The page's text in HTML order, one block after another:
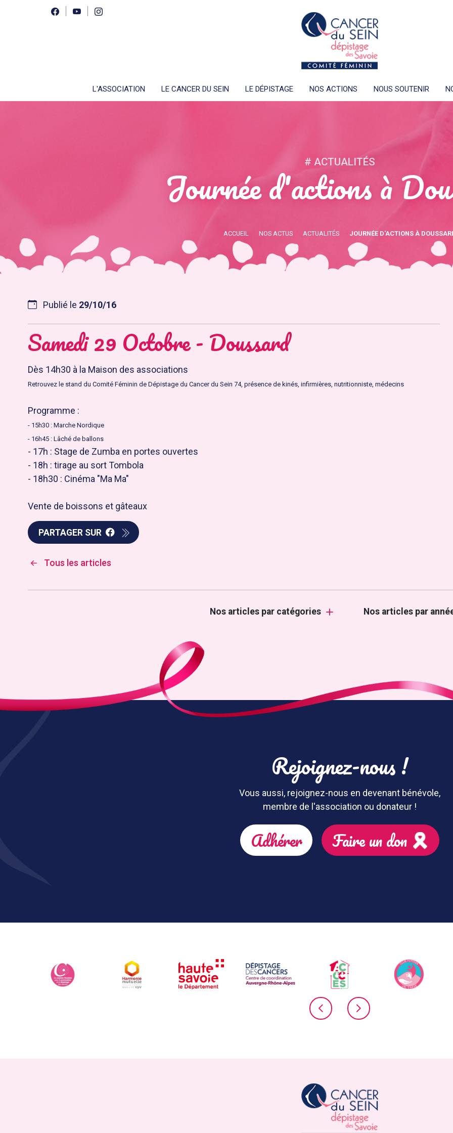
L'ASSOCIATION LE CANCER DU SEIN LE DÉPISTAGE NOS ACTIONS NOUS SOUTENIR
# ACTUALITÉS
Journée d'actions à
ACCUEIL NOS ACTUS ACTUALITÉS JOURNÉE D'ACTIONS À
Publié le 29/10/16
Samedi 29 Octobre - Doussard
Dès 14h30 à la Maison des associations
Retrouvez le stand du Comité Féminin de Dépistage du Cancer du Sein 74, présence de kinés, infirmières, nutritionniste, médecins
Programme :
- 15h30 : Marche Nordique
- 16h45 : Lâché de ballons
- 17h : Stage de Zumba en portes ouvertes
- 18h : tirage au sort Tombola
- 18h30 : Cinéma "Ma Ma"
Vente de boissons et gâteaux
PARTAGER SUR
Tous les articles
Nos articles par catégories Nos articles par
Rejoignez-nous !
Vous aussi, rejoignez-nous en devenant bénévole,
membre de l'association ou donateur !
Adhérer Faire un don